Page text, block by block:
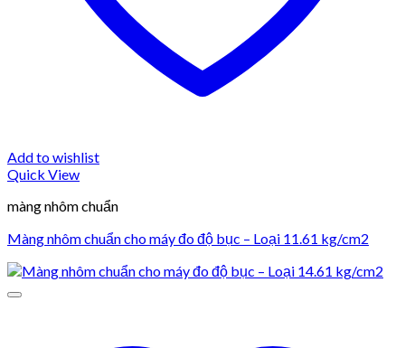
Add to wishlist
Quick View
màng nhôm chuẩn
Màng nhôm chuẩn cho máy đo độ bục – Loại 11.61 kg/cm2